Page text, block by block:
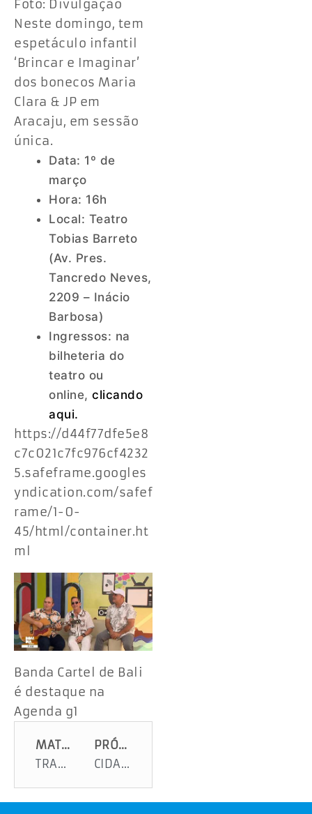
Foto: Divulgação
Neste domingo, tem
espetáculo infantil
‘Brincar e Imaginar’
dos bonecos Maria
Clara & JP em
Aracaju, em sessão
única.
Data: 1º de
março
Hora: 16h
Local: Teatro
Tobias Barreto
(Av. Pres.
Tancredo Neves,
2209 – Inácio
Barbosa)
Ingressos: na
bilheteria do
teatro ou
online, clicando
aqui.
https://d44f77dfe5e8
c7c021c7fc976cf4232
5.safeframe.googles
yndication.com/safef
rame/1-0-
45/html/container.ht
ml
Banda Cartel de Bali
é destaque na
Agenda g1
MATÉRIA ANTERIOR
TRABALHADOR FOI VÍTIMA TAMBÉM DA TEIMOSIA
PRÓXIMA MATÉRIA
CIDADE É SÓ ALEGRIA E FESTA